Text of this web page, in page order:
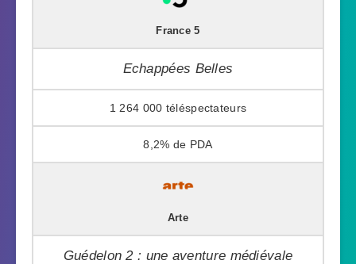
France 5
Echappées Belles
1 264 000
8,2%
Arte
Guédelon 2 : une aventure médiévale